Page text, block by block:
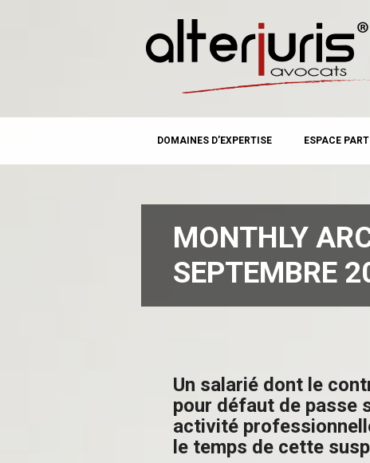
MAIN MENU
content
DOMAINES D’EXPERTISE ESPACE
MONTHLY
SEPTEMBRE
Un salarié dont le
pour défaut de passe
activité
le temps de cette